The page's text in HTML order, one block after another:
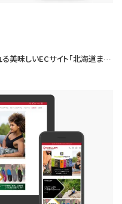
北海道から、毎月旬な海産物を届けてくれる美味しいECサイト「北海道まるごと定期便」様のECサイトの制作をさせていただきました。